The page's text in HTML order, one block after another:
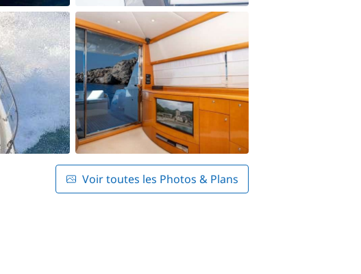
Voir toutes les Photos & Plans